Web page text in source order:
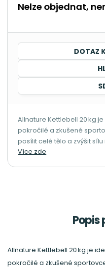
Nelze objednat,
DOTAZ
Allnature Kettlebell 20 kg
pokročilé a zkušené
posílit celé tělo a zvýšit sílu
Více zde
Popis
Allnature Kettlebell 20 kg je
pokročilé a zkušené